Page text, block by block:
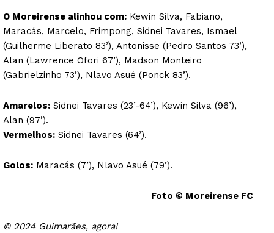
O Moreirense alinhou com: Kewin Silva, Fabiano,
Maracás, Marcelo, Frimpong, Sidnei Tavares, Ismael
(Guilherme Liberato 83’), Antonisse (Pedro Santos 73’),
Alan (Lawrence Ofori 67’), Madson Monteiro
(Gabrielzinho 73’), Nlavo Asué (Ponck 83’).
Amarelos: Sidnei Tavares (23’-64’), Kewin Silva (96’),
Alan (97’).
Vermelhos: Sidnei Tavares (64’).
Golos: Maracás (7’), Nlavo Asué (79’).
Foto © Moreirense FC
© 2024 Guimarães, agora!